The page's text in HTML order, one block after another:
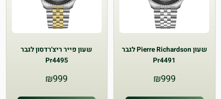
שעון Pierre Richardson לגבר
Pr4491
₪999
שעון פייר ריצ'רדסון לגבר
Pr4495
₪999